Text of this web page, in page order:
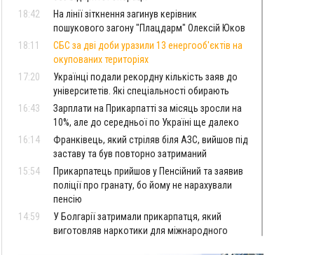
18:42
На лінії зіткнення загинув керівник
пошукового загону "Плацдарм" Олексій Юков
18:11
СБС за дві доби уразили 13 енергооб'єктів на
окупованих територіях
17:20
Українці подали рекордну кількість заяв до
університетів. Які спеціальності обирають
16:43
Зарплати на Прикарпатті за місяць зросли на
10%, але до середньої по Україні ще далеко
16:14
Франківець, який стріляв біля АЗС, вийшов під
заставу та був повторно затриманий
15:54
Прикарпатець прийшов у Пенсійний та заявив
поліції про гранату, бо йому не нарахували
пенсію
14:59
У Болгарії затримали прикарпатця, який
виготовляв наркотики для міжнародного